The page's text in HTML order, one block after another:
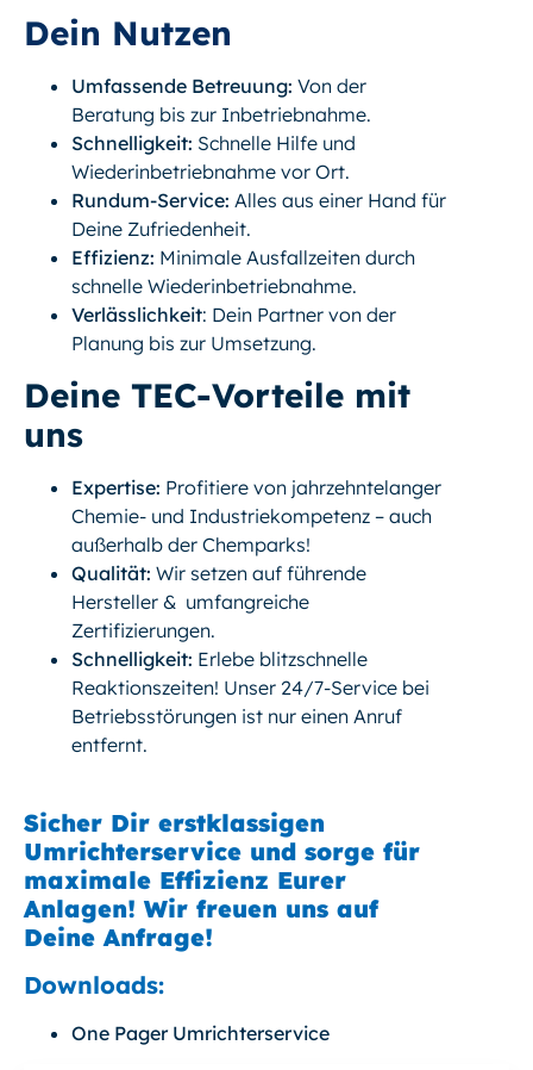
Dein Nutzen
Umfassende Betreuung: Von der
Beratung bis zur Inbetriebnahme.
Schnelligkeit: Schnelle Hilfe und
Wiederinbetriebnahme vor Ort.
Rundum-Service: Alles aus einer Hand für
Deine Zufriedenheit.
Effizienz: Minimale Ausfallzeiten durch
schnelle Wiederinbetriebnahme.
Verlässlichkeit: Dein Partner von der
Planung bis zur Umsetzung.
Deine TEC-Vorteile mit
uns
Expertise: Profitiere von jahrzehntelanger
Chemie- und Industriekompetenz – auch
außerhalb der Chemparks!
Qualität: Wir setzen auf führende
Hersteller & umfangreiche
Zertifizierungen.
Schnelligkeit: Erlebe blitzschnelle
Reaktionszeiten! Unser 24/7-Service bei
Betriebsstörungen ist nur einen Anruf
entfernt.
Sicher Dir erstklassigen
Umrichterservice und sorge für
maximale Effizienz Eurer
Anlagen! Wir freuen uns auf
Deine Anfrage!
Downloads:
One Pager Umrichterservice